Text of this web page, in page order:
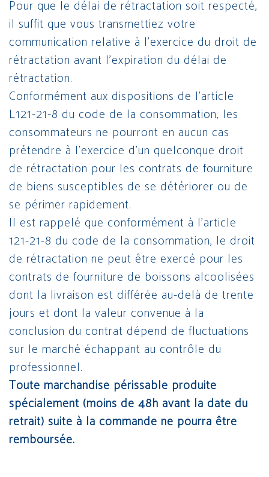
Pour que le délai de rétractation soit respecté,
il suffit que vous transmettiez votre
communication relative à l’exercice du droit de
rétractation avant l’expiration du délai de
rétractation.
Conformément aux dispositions de l’article
L121-21-8 du code de la consommation, les
consommateurs ne pourront en aucun cas
prétendre à l’exercice d’un quelconque droit
de rétractation pour les contrats de fourniture
de biens susceptibles de se détériorer ou de
se périmer rapidement.
Il est rappelé que conformément à l’article
121-21-8 du code de la consommation, le droit
de rétractation ne peut être exercé pour les
contrats de fourniture de boissons alcoolisées
dont la livraison est différée au-delà de trente
jours et dont la valeur convenue à la
conclusion du contrat dépend de fluctuations
sur le marché échappant au contrôle du
professionnel.
Toute marchandise périssable produite
spécialement (moins de 48h avant la date du
retrait) suite à la commande ne pourra être
remboursée.